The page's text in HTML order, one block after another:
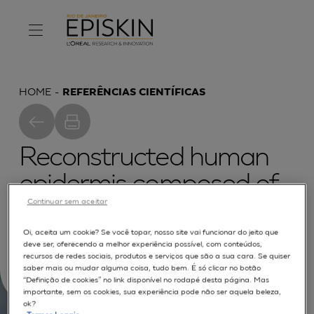
HOME REFERÊNCIAS CIENTÍFICAS
Reconstructed human
epidermis composed of
keratinocytes,
melanocytes and
Langerhans cells
Oi, aceita um cookie? Se você topar, nosso site vai funcionar do jeito que
deve ser, oferecendo a melhor experiência possível, com conteúdos,
recursos de redes sociais, produtos e serviços que são a sua cara. Se quiser
saber mais ou mudar alguma coisa, tudo bem. É só clicar no botão
“Definição de cookies” no link disponível no rodapé desta página. Mas
importante, sem os cookies, sua experiência pode não ser aquela beleza,
ok?
Continuar sem aceitar